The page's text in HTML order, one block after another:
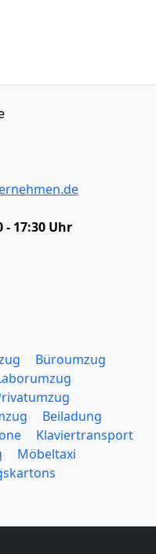
- 17:30 Uhr
Büroumzug
Beiladung
Klaviertransport
Möbeltaxi